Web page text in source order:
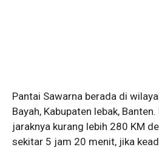
Pantai Sawarna berada di
Bayah, Kabupaten lebak,
jaraknya kurang lebih 280 KM
sekitar 5 jam 20 menit, jika